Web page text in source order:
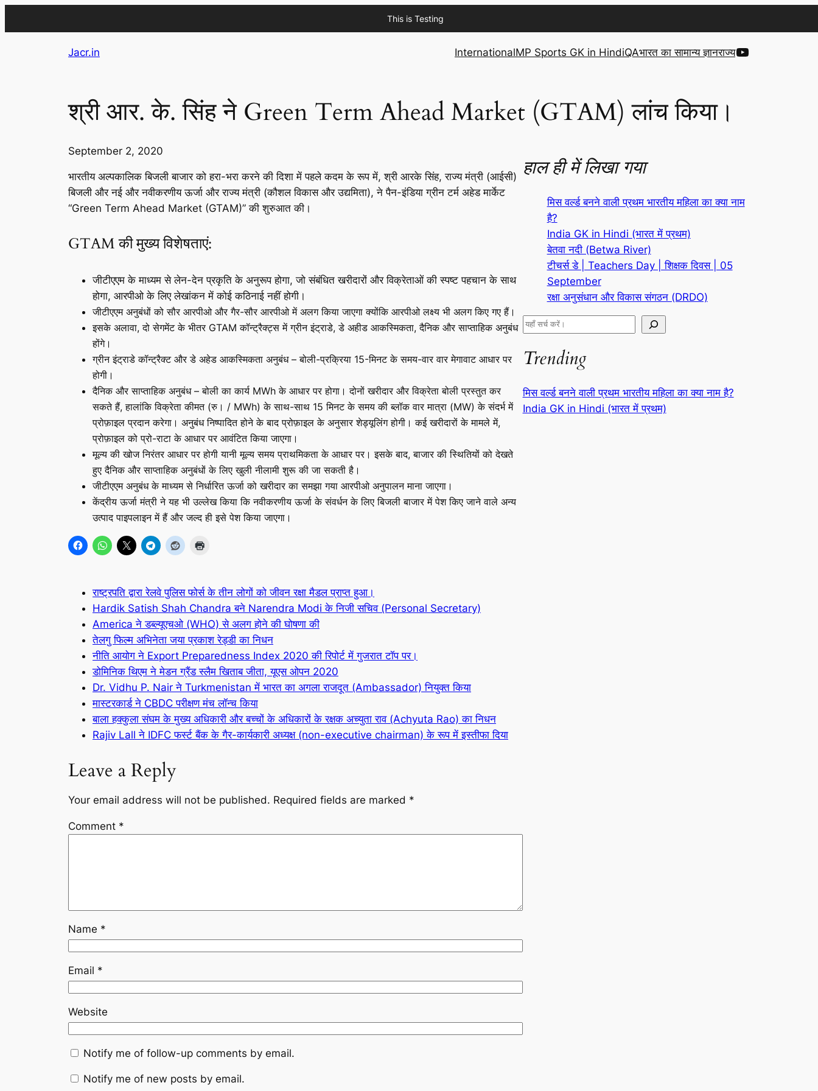
This is Testing
Jacr.in InternationalMP Sports GK in HindiQAभारत का सामान्य ज्ञानराज्यYouTube
श्री आर. के. सिंह ने Green Term Ahead Market (GTAM) लांच किया।
September 2, 2020
भारतीय अल्पकालिक बिजली बाजार को हरा-भरा करने की दिशा में पहले कदम के रूप में, श्री आरके सिंह, राज्य मंत्री (आईसी)
बिजली और नई और नवीकरणीय ऊर्जा और राज्य मंत्री (कौशल विकास और उद्यमिता), ने पैन-इंडिया ग्रीन टर्म अहेड मार्केट
“Green Term Ahead Market (GTAM)” की शुरुआत की।
GTAM की मुख्य विशेषताएं:
जीटीएएम के माध्यम से लेन-देन प्रकृति के अनुरूप होगा, जो संबंधित खरीदारों और विक्रेताओं की स्पष्ट पहचान के साथ
होगा, आरपीओ के लिए लेखांकन में कोई कठिनाई नहीं होगी।
जीटीएएम अनुबंधों को सौर आरपीओ और गैर-सौर आरपीओ में अलग किया जाएगा क्योंकि आरपीओ लक्ष्य भी अलग किए गए हैं।
इसके अलावा, दो सेगमेंट के भीतर GTAM कॉन्ट्रैक्ट्स में ग्रीन इंट्राडे, डे अहीड आकस्मिकता, दैनिक और साप्ताहिक अनुबंध
होंगे।
ग्रीन इंट्राडे कॉन्ट्रैक्ट और डे अहेड आकस्मिकता अनुबंध – बोली-प्रक्रिया 15-मिनट के समय-वार वार मेगावाट आधार पर
होगी।
दैनिक और साप्ताहिक अनुबंध – बोली का कार्य MWh के आधार पर होगा। दोनों खरीदार और विक्रेता बोली प्रस्तुत कर
सकते हैं, हालांकि विक्रेता कीमत (रु। / MWh) के साथ-साथ 15 मिनट के समय की ब्लॉक वार मात्रा (MW) के संदर्भ में
प्रोफ़ाइल प्रदान करेगा। अनुबंध निष्पादित होने के बाद प्रोफ़ाइल के अनुसार शेड्यूलिंग होगी। कई खरीदारों के मामले में,
प्रोफ़ाइल को प्रो-राटा के आधार पर आवंटित किया जाएगा।
मूल्य की खोज निरंतर आधार पर होगी यानी मूल्य समय प्राथमिकता के आधार पर। इसके बाद, बाजार की स्थितियों को देखते
हुए दैनिक और साप्ताहिक अनुबंधों के लिए खुली नीलामी शुरू की जा सकती है।
जीटीएएम अनुबंध के माध्यम से निर्धारित ऊर्जा को खरीदार का समझा गया आरपीओ अनुपालन माना जाएगा।
केंद्रीय ऊर्जा मंत्री ने यह भी उल्लेख किया कि नवीकरणीय ऊर्जा के संवर्धन के लिए बिजली बाजार में पेश किए जाने वाले अन्य
उत्पाद पाइपलाइन में हैं और जल्द ही इसे पेश किया जाएगा।
राष्ट्रपति द्वारा रेलवे पुलिस फोर्स के तीन लोगों को जीवन रक्षा मैडल प्राप्त हुआ।
Hardik Satish Shah Chandra बने Narendra Modi के निजी सचिव (Personal Secretary)
America ने डब्ल्यूएचओ (WHO) से अलग होने की घोषणा की
तेलगु फिल्म अभिनेता जया प्रकाश रेड्डी का निधन
नीति आयोग ने Export Preparedness Index 2020 की रिपोर्ट में गुजरात टॉप पर।
डोमिनिक थिएम ने मेडन ग्रैंड स्लैम खिताब जीता, यूएस ओपन 2020
Dr. Vidhu P. Nair ने Turkmenistan में भारत का अगला राजदूत (Ambassador) नियुक्त किया
मास्टरकार्ड ने CBDC परीक्षण मंच लॉन्च किया
बाला हक्कुला संघम के मुख्य अधिकारी और बच्चों के अधिकारों के रक्षक अच्युता राव (Achyuta Rao) का निधन
Rajiv Lall ने IDFC फर्स्ट बैंक के गैर-कार्यकारी अध्यक्ष (non-executive chairman) के रूप में इस्तीफा दिया
Leave a Reply
Your email address will not be published. Required fields are marked *
Comment *
Name *
Email *
Website
Notify me of follow-up comments by email.
Notify me of new posts by email.
हाल ही में लिखा गया
मिस वर्ल्ड बनने वाली प्रथम भारतीय महिला का क्या नाम
है?
India GK in Hindi (भारत में प्रथम)
बेतवा नदी (Betwa River)
टीचर्स डे | Teachers Day | शिक्षक दिवस | 05
September
रक्षा अनुसंधान और विकास संगठन (DRDO)
S
a
c
h
Trending
मिस वर्ल्ड बनने वाली प्रथम भारतीय महिला का क्या नाम है?
India GK in Hindi (भारत में प्रथम)